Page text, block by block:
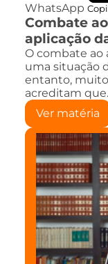
WhatsApp
Combate
aplicação
O combate ao
uma situação
entanto,
acreditam
Ver matéria